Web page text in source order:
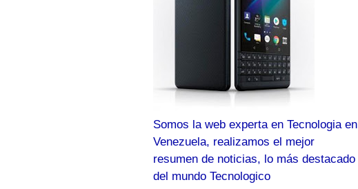
Somos la web experta en Tecnologia en
Venezuela, realizamos el mejor
resumen de noticias, lo más destacado
del mundo Tecnologico